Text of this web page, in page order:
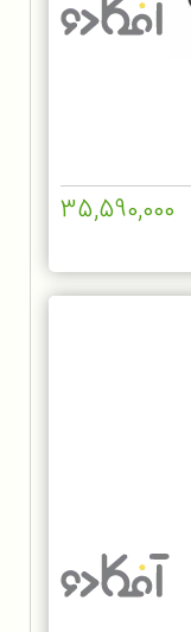
35,590,000